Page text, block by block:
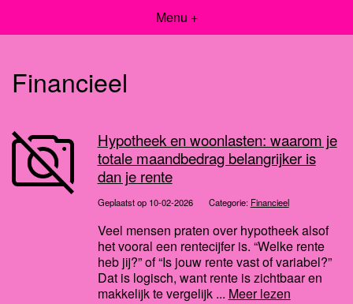
Menu +
Financieel
Hypotheek en woonlasten: waarom je
totale maandbedrag belangrijker is
dan je rente
Geplaatst op 10-02-2026 Categorie: Financieel
Veel mensen praten over hypotheek alsof
het vooral een rentecijfer is. “Welke rente
heb jij?” of “Is jouw rente vast of variabel?”
Dat is logisch, want rente is zichtbaar en
makkelijk te vergelijk ... Meer lezen